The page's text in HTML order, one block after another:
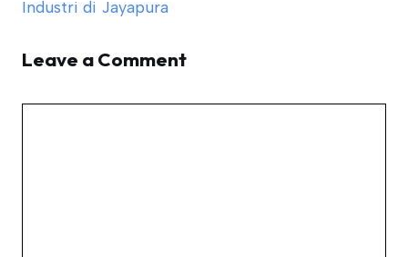
Industri di Jayapura
Leave a Comment